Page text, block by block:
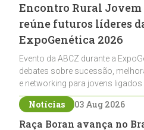
Encontro Rural Jovem
reúne futuros líderes
ExpoGenética 2026
Evento da ABCZ durante a
debates sobre sucessão,
e networking para jovens ligados
Notícias 03 Aug 2026
Raça Boran avança no